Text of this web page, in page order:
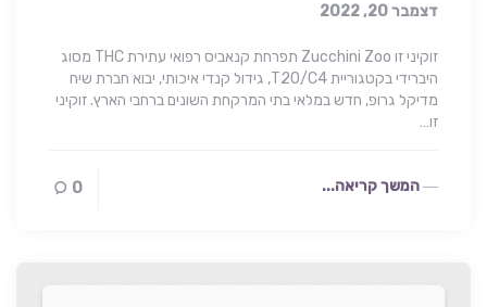
דצמבר 20, 2022
זוקיני זו Zucchini Zoo תפרחת קנאביס רפואי עתירת THC מסוג
היברידי בקטגוריית T20/C4, גידול קנדי איכותי, יבוא חברת שיח
מדיקל גרופ, חדש במלאי בתי המרקחת השונים ברחבי הארץ. זוקיני
זו…
המשך קריאה... 0